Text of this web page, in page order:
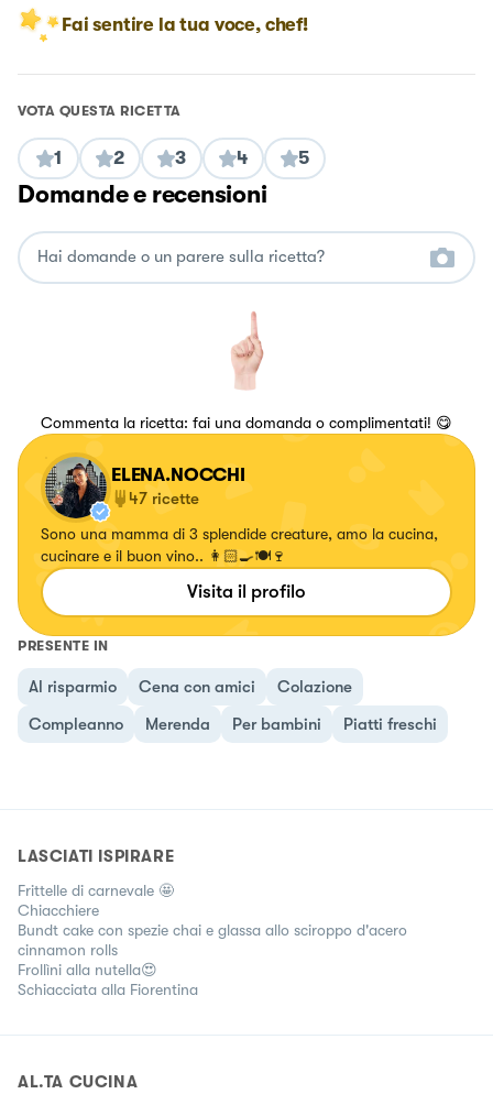
Fai sentire la tua voce, chef!
VOTA QUESTA RICETTA
1 2 3 4 5
Domande e recensioni
Commenta la ricetta: fai una domanda o complimentati! 😋
ELENA.NOCCHI
47 ricette
Sono una mamma di 3 splendide creature, amo la cucina,
cucinare e il buon vino.. 👩🏻‍🍳🍽🍷
Visita il profilo
PRESENTE IN
Al risparmio Cena con amici
Colazione
Compleanno
Merenda Per bambini Piatti freschi
LASCIATI ISPIRARE
Frittelle di carnevale 🤩
Chiacchiere
Bundt cake con spezie chai e glassa allo sciroppo d'acero
cinnamon rolls
Frollìni alla nutella😍
Schiacciata alla Fiorentina
AL.TA CUCINA